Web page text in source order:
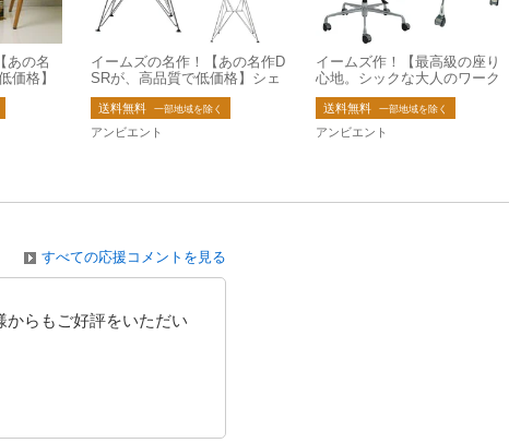
あの名
価格】
イームズの名作！【あの名作D
SRが、高品質で低価格】シェ
ルサイドチェア DSR
送料無料 一部地域を除く
アンビエント
イームズ作！【最高級の座り
心地。シックな大人のワーク
チェア】アルミナム グルー
プチェア ミドルバック
送料無料 一部地域を除く
アンビエント
すべての応援コメントを見る
らもご好評をいただい